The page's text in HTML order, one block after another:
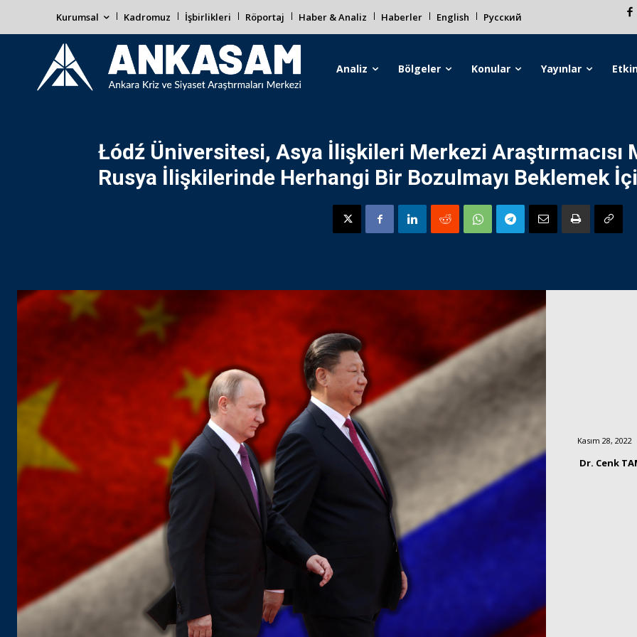
Kurumsal Kadromuz İşbirlikleri Röportaj Haber & Analiz Haberler English Русский
Analiz Bölgeler Konular Yayınlar
Łódź Üniversitesi, Asya İlişkileri Merkezi Araştırmacısı
Rusya İlişkilerinde Herhangi Bir Bozulmayı Beklemek
Kasım 28, 2022
Dr. Cenk